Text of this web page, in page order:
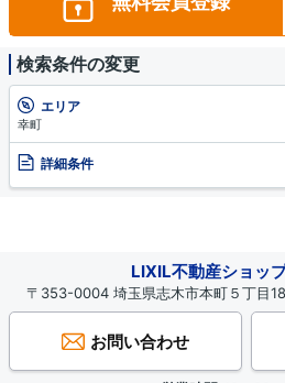
検索条件の変更
エリア
幸町
詳細条件
LIXIL不動産ショッ
〒353-0004 埼玉県志木市本町５丁目
お問い合わせ